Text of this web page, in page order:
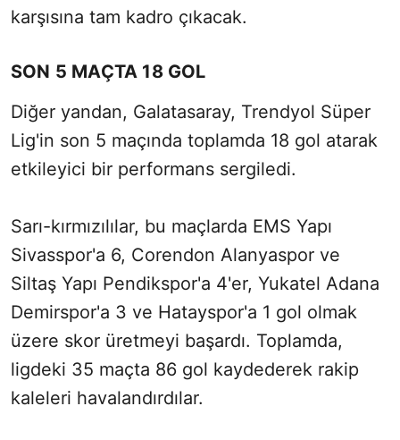
karşısına tam kadro çıkacak.
SON 5 MAÇTA 18 GOL
Diğer yandan, Galatasaray, Trendyol Süper
Lig'in son 5 maçında toplamda 18 gol atarak
etkileyici bir performans sergiledi.
Sarı-kırmızılılar, bu maçlarda EMS Yapı
Sivasspor'a 6, Corendon Alanyaspor ve
Siltaş Yapı Pendikspor'a 4'er, Yukatel Adana
Demirspor'a 3 ve Hatayspor'a 1 gol olmak
üzere skor üretmeyi başardı. Toplamda,
ligdeki 35 maçta 86 gol kaydederek rakip
kaleleri havalandırdılar.